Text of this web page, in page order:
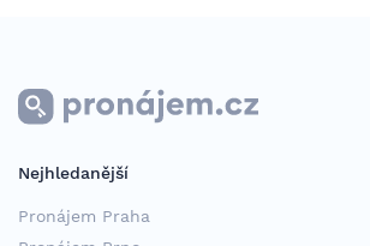
Nejhledanější
Pronájem Praha